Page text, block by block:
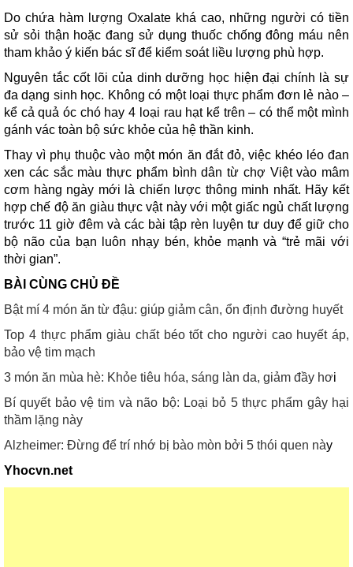
Do chứa hàm lượng Oxalate khá cao, những người có tiền
sử sỏi thận hoặc đang sử dụng thuốc chống đông máu nên
tham khảo ý kiến bác sĩ để kiểm soát liều lượng phù hợp.
Nguyên tắc cốt lõi của dinh dưỡng học hiện đại chính là sự
đa dạng sinh học. Không có một loại thực phẩm đơn lẻ nào –
kể cả quả óc chó hay 4 loại rau hạt kể trên – có thể một mình
gánh vác toàn bộ sức khỏe của hệ thần kinh.
Thay vì phụ thuộc vào một món ăn đắt đỏ, việc khéo léo đan
xen các sắc màu thực phẩm bình dân từ chợ Việt vào mâm
cơm hàng ngày mới là chiến lược thông minh nhất. Hãy kết
hợp chế độ ăn giàu thực vật này với một giấc ngủ chất lượng
trước 11 giờ đêm và các bài tập rèn luyện tư duy để giữ cho
bộ não của bạn luôn nhạy bén, khỏe mạnh và “trẻ mãi với
thời gian”.
BÀI CÙNG CHỦ ĐỀ
Bật mí 4 món ăn từ đậu: giúp giảm cân, ổn định đường huyết
Top 4 thực phẩm giàu chất béo tốt cho người cao huyết áp,
bảo vệ tim mạch
3 món ăn mùa hè: Khỏe tiêu hóa, sáng làn da, giảm đầy hơi
Bí quyết bảo vệ tim và não bộ: Loại bỏ 5 thực phẩm gây hại
thầm lặng này
Alzheimer: Đừng để trí nhớ bị bào mòn bởi 5 thói quen này
Yhocvn.net